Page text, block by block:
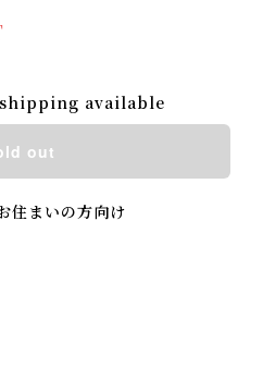
available
out
住まいの方向け